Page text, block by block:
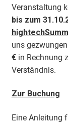
Veranstaltung
bis zum
uns
€in Rechnung
Verständnis.
Zur Buchung
Eine Anleitung